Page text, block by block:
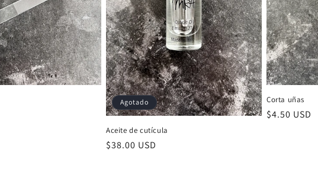
Agotado
Aceite de cutícula
Precio
$38.00 USD
Corta uñas
Precio
$4.50 USD